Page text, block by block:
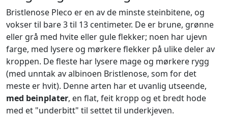
Bristlenose Pleco er en av de minste steinbitene, og
vokser til bare 3 til 13 centimeter. De er brune, grønne
eller grå med hvite eller gule flekker; noen har ujevn
farge, med lysere og mørkere flekker på ulike deler av
kroppen. De fleste har lysere mage og mørkere rygg
(med unntak av albinoen Bristlenose, som for det
meste er hvit). Denne arten har et uvanlig utseende,
med beinplater, en flat, feit kropp og et bredt hode
med et "underbitt" til settet til underkjeven.